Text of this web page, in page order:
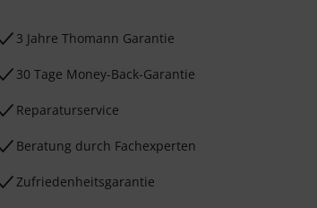
3 Jahre Thomann Garantie
30 Tage Money-Back-Garantie
Reparaturservice
Beratung durch Fachexperten
Zufriedenheitsgarantie